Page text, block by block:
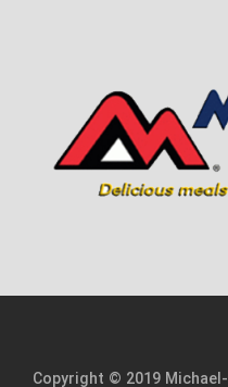
Copyright © 2019